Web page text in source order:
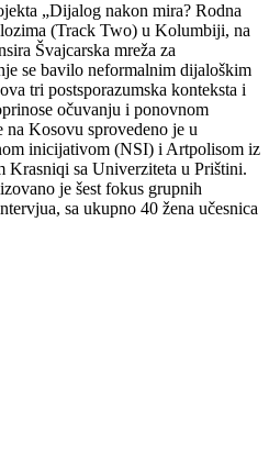
„Dijalog nakon mira? Rodna
(Track Two) u Kolumbiji, na
Švajcarska mreža za
se bavilo neformalnim dijaloškim
tri postsporazumska konteksta i
očuvanju i ponovnom
na Kosovu sprovedeno je u
inicijativom (NSI) i Artpolisom iz
Krasniqi sa Univerziteta u Prištini.
je šest fokus grupnih
sa ukupno 40 žena učesnica